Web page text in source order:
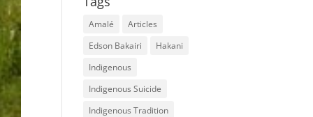
Amalé
Articles
Edson Bakairi
Hakani
Indigenous
Indigenous Suicide
Indigenous Tradition